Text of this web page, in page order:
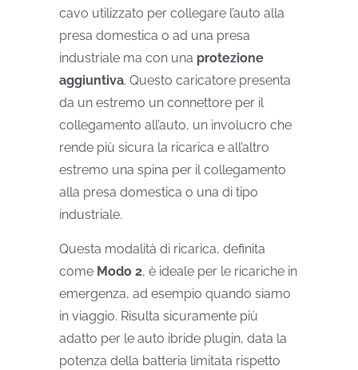
cavo utilizzato per collegare l’auto alla
presa domestica o ad una presa
industriale ma con una protezione
aggiuntiva. Questo caricatore presenta
da un estremo un connettore per il
collegamento all’auto, un involucro che
rende più sicura la ricarica e all’altro
estremo una spina per il collegamento
alla presa domestica o una di tipo
industriale.
Questa modalità di ricarica, definita
come Modo 2, è ideale per le ricariche in
emergenza, ad esempio quando siamo
in viaggio. Risulta sicuramente più
adatto per le auto ibride plugin, data la
potenza della batteria limitata rispetto